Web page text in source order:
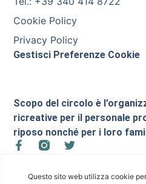
Scopo del circolo è
ricreative per il personale
riposo nonché per i loro
Cookie Policy
Privacy Policy
Gestisci Preferenze Cookie